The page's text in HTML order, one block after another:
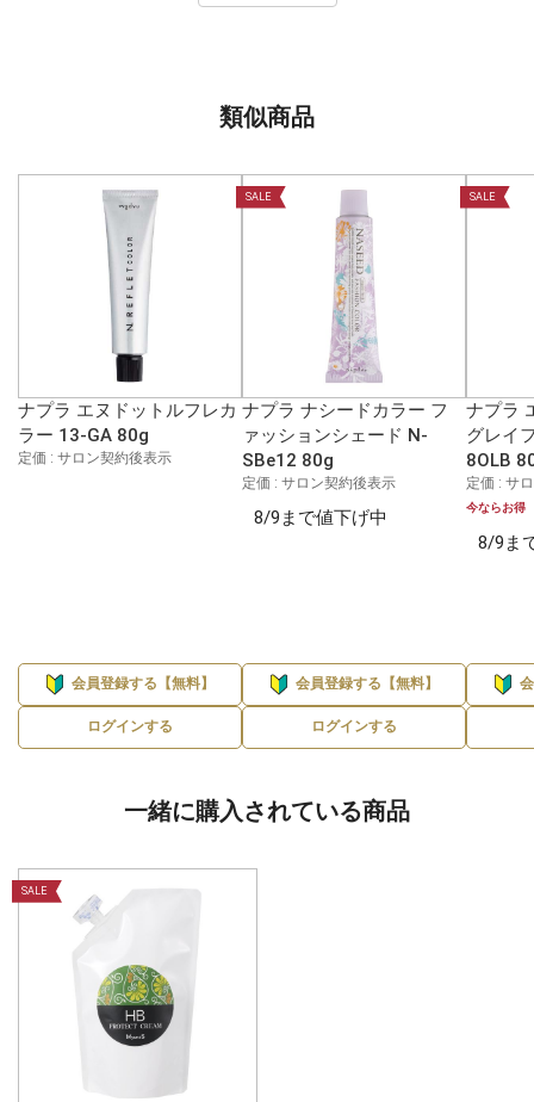
類似商品
ナプラ エヌドットルフレカ
ラー 13-GA 80g
定価 : サロン契約後表示
会員登録する【無料】
ログインする
SALE
ナプラ ナシードカラー フ
ァッションシェード N-
SBe12 80g
定価 : サロン契約後表示
8/9まで値下げ中
会員登録する【無料】
ログインする
SALE
ナプラ
グレイ
8OLB
定価 : サ
今ならお得
8/9ま
一緒に購入されている商品
SALE